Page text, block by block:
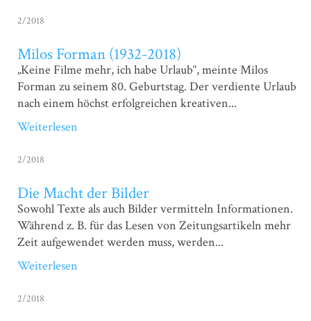
2/2018
Milos Forman (1932-2018)
„Keine Filme mehr, ich habe Urlaub“, meinte Milos
Forman zu seinem 80. Geburtstag. Der verdiente Urlaub
nach einem höchst erfolgreichen kreativen...
Weiterlesen
2/2018
Die Macht der Bilder
Sowohl Texte als auch Bilder vermitteln Informationen.
Während z. B. für das Lesen von Zeitungsartikeln mehr
Zeit aufgewendet werden muss, werden...
Weiterlesen
2/2018